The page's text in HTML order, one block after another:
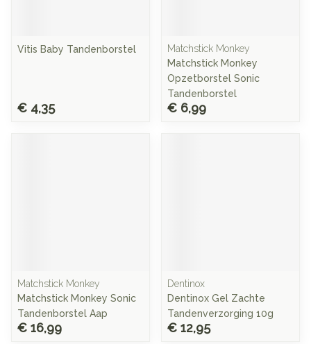
Vitis Baby Tandenborstel
€ 4,35
Matchstick Monkey
Matchstick Monkey
Opzetborstel Sonic
Tandenborstel
€ 6,99
Matchstick Monkey
Matchstick Monkey Sonic
Tandenborstel Aap
€ 16,99
Dentinox
Dentinox Gel Zachte
Tandenverzorging 10g
€ 12,95